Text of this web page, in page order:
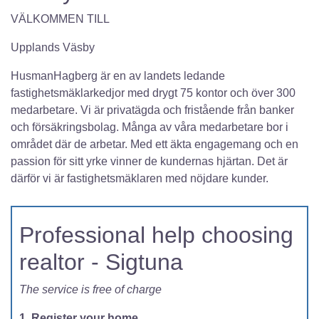
VÄLKOMMEN TILL
Upplands Väsby
HusmanHagberg är en av landets ledande
fastighetsmäklarkedjor med drygt 75 kontor och över 300
medarbetare. Vi är privatägda och fristående från banker
och försäkringsbolag. Många av våra medarbetare bor i
området där de arbetar. Med ett äkta engagemang och en
passion för sitt yrke vinner de kundernas hjärtan. Det är
därför vi är fastighetsmäklaren med nöjdare kunder.
Professional help choosing
realtor - Sigtuna
The service is free of charge